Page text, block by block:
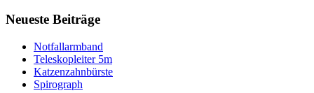
Neueste Beiträge
Notfallarmband
Teleskopleiter 5m
Katzenzahnbürste
Spirograph